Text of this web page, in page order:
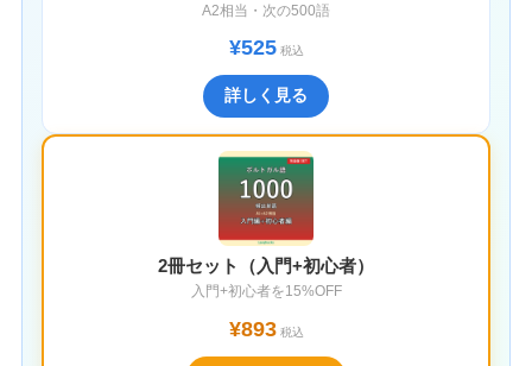
A2相当・次の500語
¥525税込
詳しく見る
2冊セット（入門+初心者）
入門+初心者を15%OFF
¥893税込